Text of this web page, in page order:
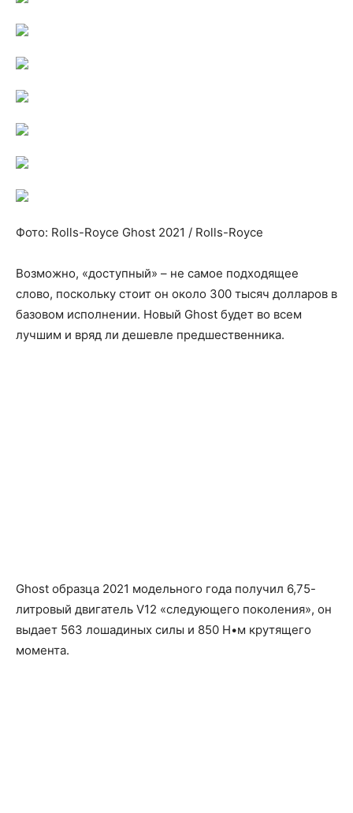
Фото: Rolls-Royce Ghost 2021 / Rolls-Royce
Возможно, «доступный» – не самое подходящее
слово, поскольку стоит он около 300 тысяч долларов в
базовом исполнении. Новый Ghost будет во всем
лучшим и вряд ли дешевле предшественника.
Ghost образца 2021 модельного года получил 6,75-
литровый двигатель V12 «следующего поколения», он
выдает 563 лошадиных силы и 850 Н•м крутящего
момента.